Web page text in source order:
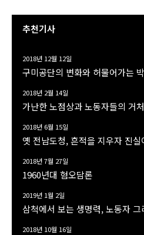
추천기사
2018년 12월 12일
구미공단의 변화와 허물어가는
2018년 2월 14일
가난한 노점상과 노동자들의 거
2018년 6월 15일
옛 전남도청, 흔적을 지우자 진
2018년 7월 27일
1960년대 혐오담론
2019년 1월 2일
삼척에서 보는 생명력, 노동자 그
2018년 10월 16일